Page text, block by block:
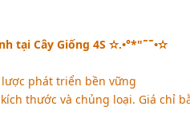
tại Cây Giống 4S ✫.•°*"˜˜•✫
phát triển bền vững
thước và chủng loại. Giá chỉ